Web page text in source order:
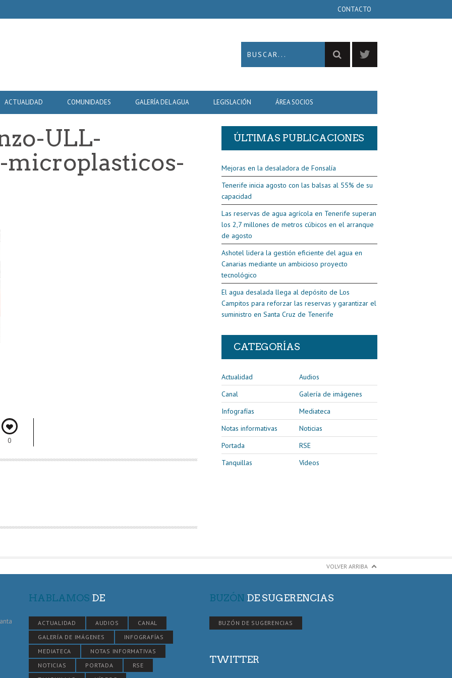
CONTACTO
ACTUALIDAD COMUNIDADES GALERÍA DEL AGUA LEGISLACIÓN ÁREA SOCIOS
ULL-
microplasticos-
0
ÚLTIMAS PUBLICACIONES
Mejoras en la desaladora de Fonsalía
Tenerife inicia agosto con las balsas al 55% de su
capacidad
Las reservas de agua agrícola en Tenerife superan
los 2,7 millones de metros cúbicos en el arranque
de agosto
Ashotel lidera la gestión eficiente del agua en
Canarias mediante un ambicioso proyecto
tecnológico
El agua desalada llega al depósito de Los
Campitos para reforzar las reservas y garantizar el
suministro en Santa Cruz de Tenerife
CATEGORÍAS
Actualidad
Audios
Canal
Galería de imágenes
Infografías
Mediateca
Notas informativas
Noticias
Portada
RSE
Tanquillas
Vídeos
VOLVER ARRIBA
HABLAMOS DE
ACTUALIDAD AUDIOS
CANAL
GALERÍA DE IMÁGENES
INFOGRAFÍAS
MEDIATECA
NOTAS INFORMATIVAS
NOTICIAS
PORTADA
RSE
BUZÓN DE SUGERENCIAS
BUZÓN DE SUGERENCIAS
TWITTER